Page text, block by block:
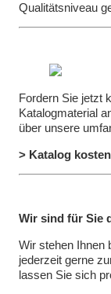
Qualitätsniveau
Fordern Sie jetzt
Katalogmaterial
über unsere
> Katalog
Wir sind für Sie
Wir stehen Ihnen
jederzeit gerne
lassen Sie sich